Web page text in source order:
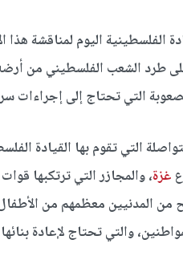
الفلسطينية اليوم لمناقشة
طرد الشعب الفلسطيني من
التي تحتاج إلى إجراءات
التي تقوم بها القيادة
غزة، والمجازر التي ترتكبها
والتي تحتاج لإعادة